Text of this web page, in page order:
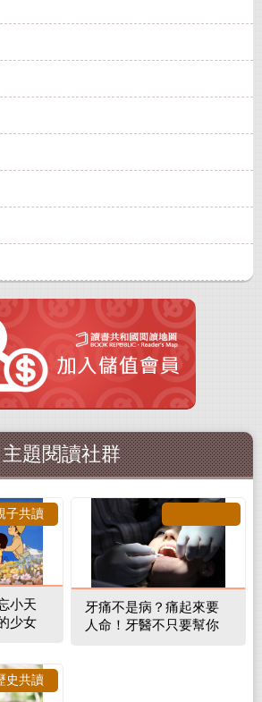
主題閱讀社群
小天
少女
子共讀
牙痛不是病？痛起來要
人命！牙醫不只要幫你
史共讀